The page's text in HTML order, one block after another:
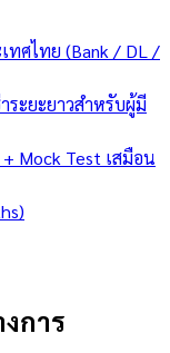
ทศไทย (Bank / DL /
ระยะยาวสำหรับผู้มี
Mock Test เสมือน
การ